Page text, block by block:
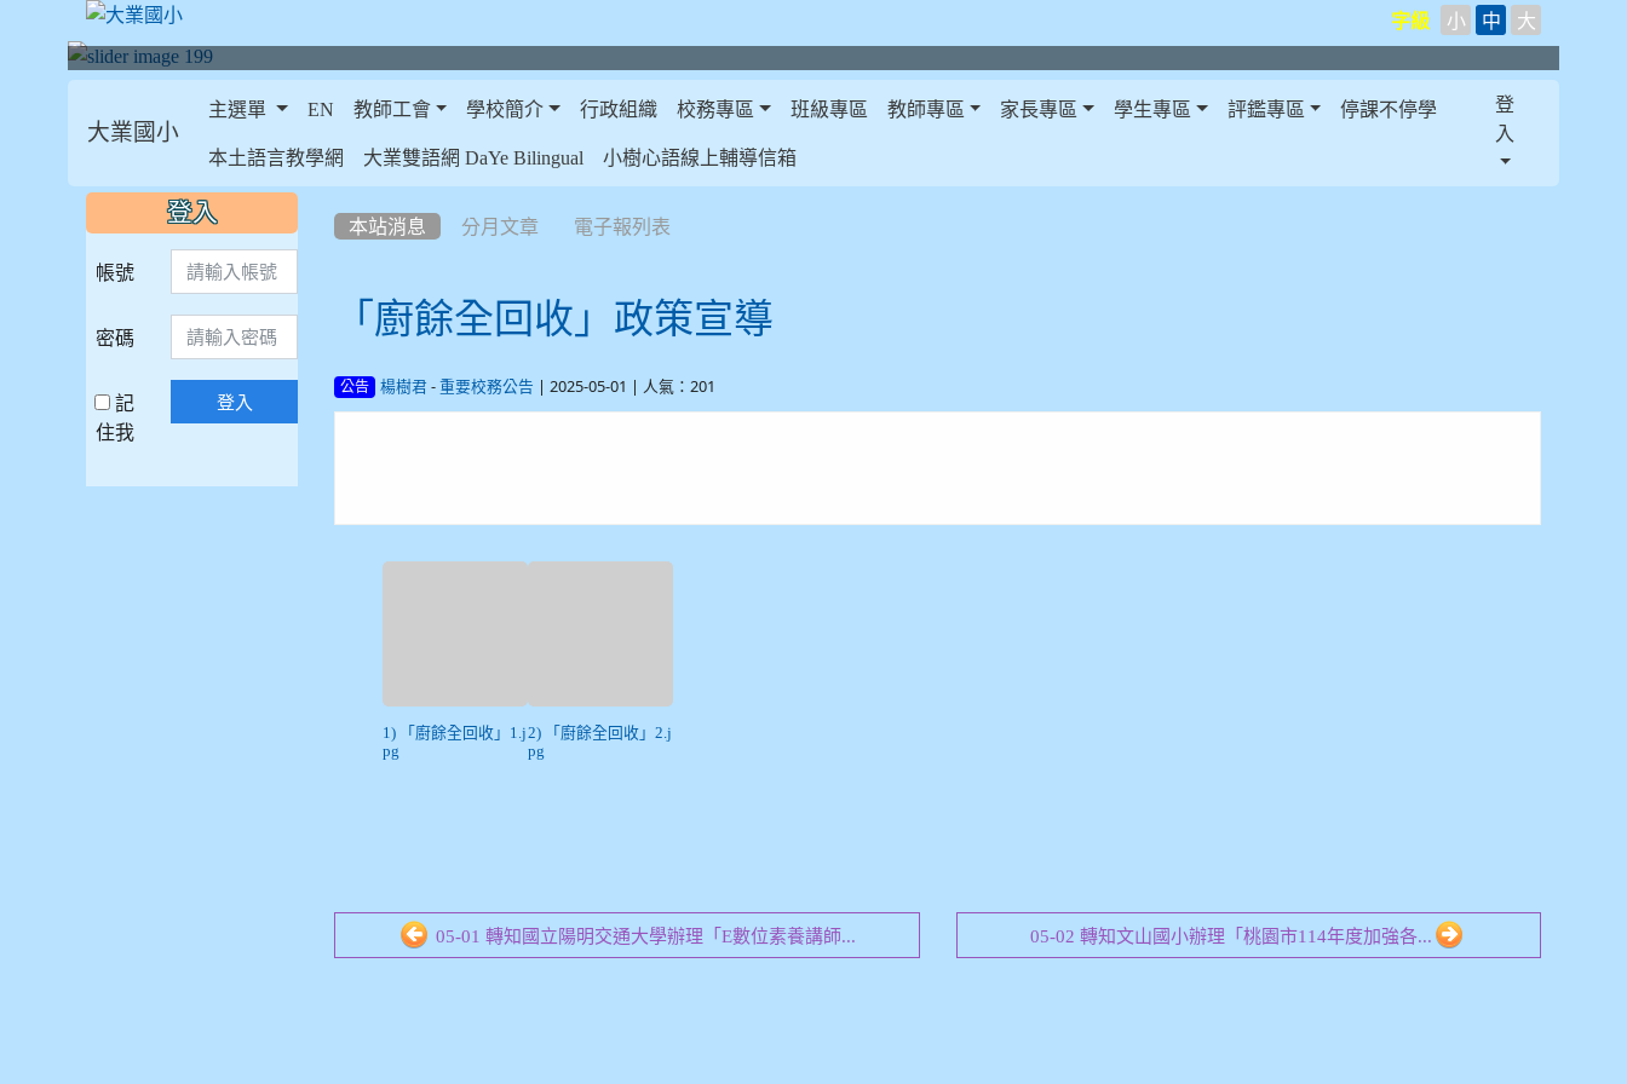
字級 小 中 大
大業國小
主選單 EN 教師工會 學校簡介 行政組織 校務專區 班級專區 教師專區 家長專區 學生專區 評鑑專區 停課不停學
本土語言教學網 大業雙語網 DaYe Bilingual 小樹心語線上輔導信箱
登
入
本站消息 分月文章 電子報列表
「廚餘全回收」政策宣導
公告 楊樹君 - 重要校務公告 | 2025-05-01 | 人氣：201
1) 「廚餘全回收」1.j
pg
2) 「廚餘全回收」2.j
pg
05-01 轉知國立陽明交通大學辦理「E數位素養講師... 05-02 轉知文山國小辦理「桃園市114年度加強各...
::: 登入
帳號
密碼
記
住我
登入